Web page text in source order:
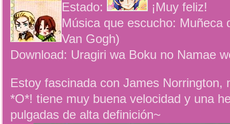
Estado:
¡Muy feliz!
Música que escucho: Muñeca
Van Gogh)
Download: Uragiri wa Boku no Namae
Estoy fascinada con James Norrington,
*O*! tiene muy buena velocidad y una
pulgadas de alta definición~